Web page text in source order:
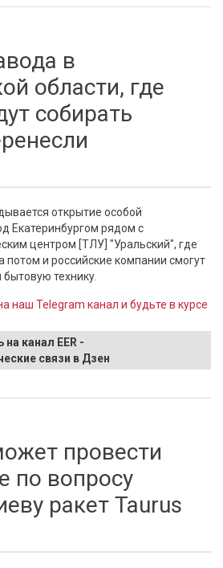
цены на жильё застройщиков
в
области, где
собирать
открытие особой
Екатеринбургом рядом с
центром [ТЛУ] "Уральский", где
потом и российские компании смогут
технику.
наш Telegram канал и будьте в курсе
канал EER -
связи в Дзен
собирать машины, перенесли
провести
по вопросу
ракет Taurus